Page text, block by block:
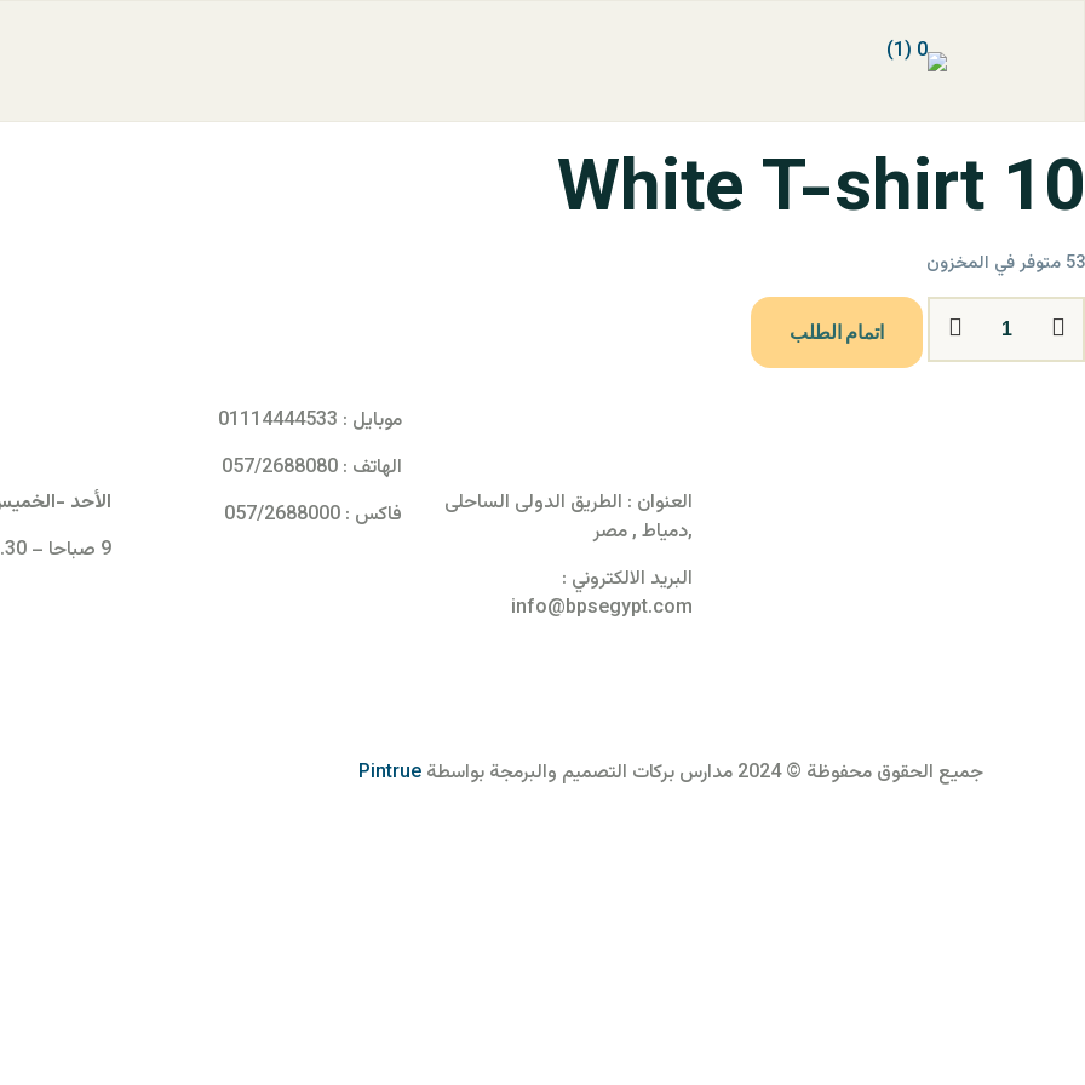
White T-shirt 10
53 متوفر في المخزون
كمية
White
T-
اتمام الطلب
العنوان : الطريق الدولى الساحلى
,دمياط , مصر
البريد الالكتروني :
info@bpsegypt.com
موبايل : 01114444533
الهاتف : 057/2688080
فاكس : 057/2688000
الأحد -
9 صباحا – 1.30 مساء
جميع الحقوق محفوظة © 2024 مدارس بركات التصميم والبرمجة بواسطة Pintrue